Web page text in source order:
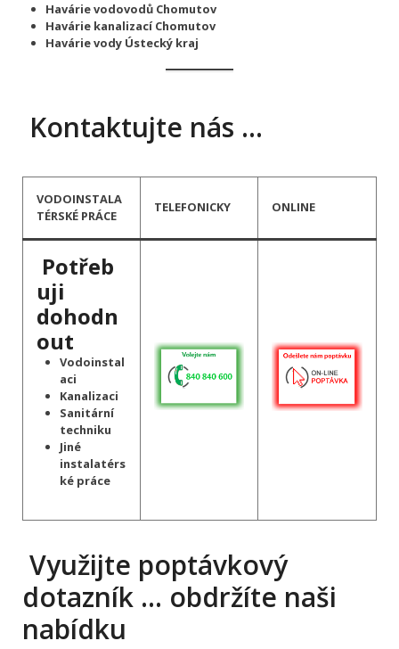
Havárie vodovodů Chomutov
Havárie kanalizací Chomutov
Havárie vody Ústecký kraj
Kontaktujte nás …
VODOINSTALA
TÉRSKÉ PRÁCE
TELEFONICKY ONLINE
Potřeb
uji
dohodn
out
Vodoinstal
aci
Kanalizaci
Sanitární
techniku
Jiné
instalatérs
ké práce
Využijte poptávkový
dotazník … obdržíte naši
nabídku